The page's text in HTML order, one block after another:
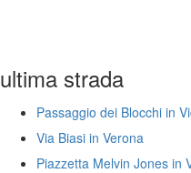
ultima strada
Passaggio dei Blocchi in
Via Biasi in Verona
Piazzetta Melvin Jones in